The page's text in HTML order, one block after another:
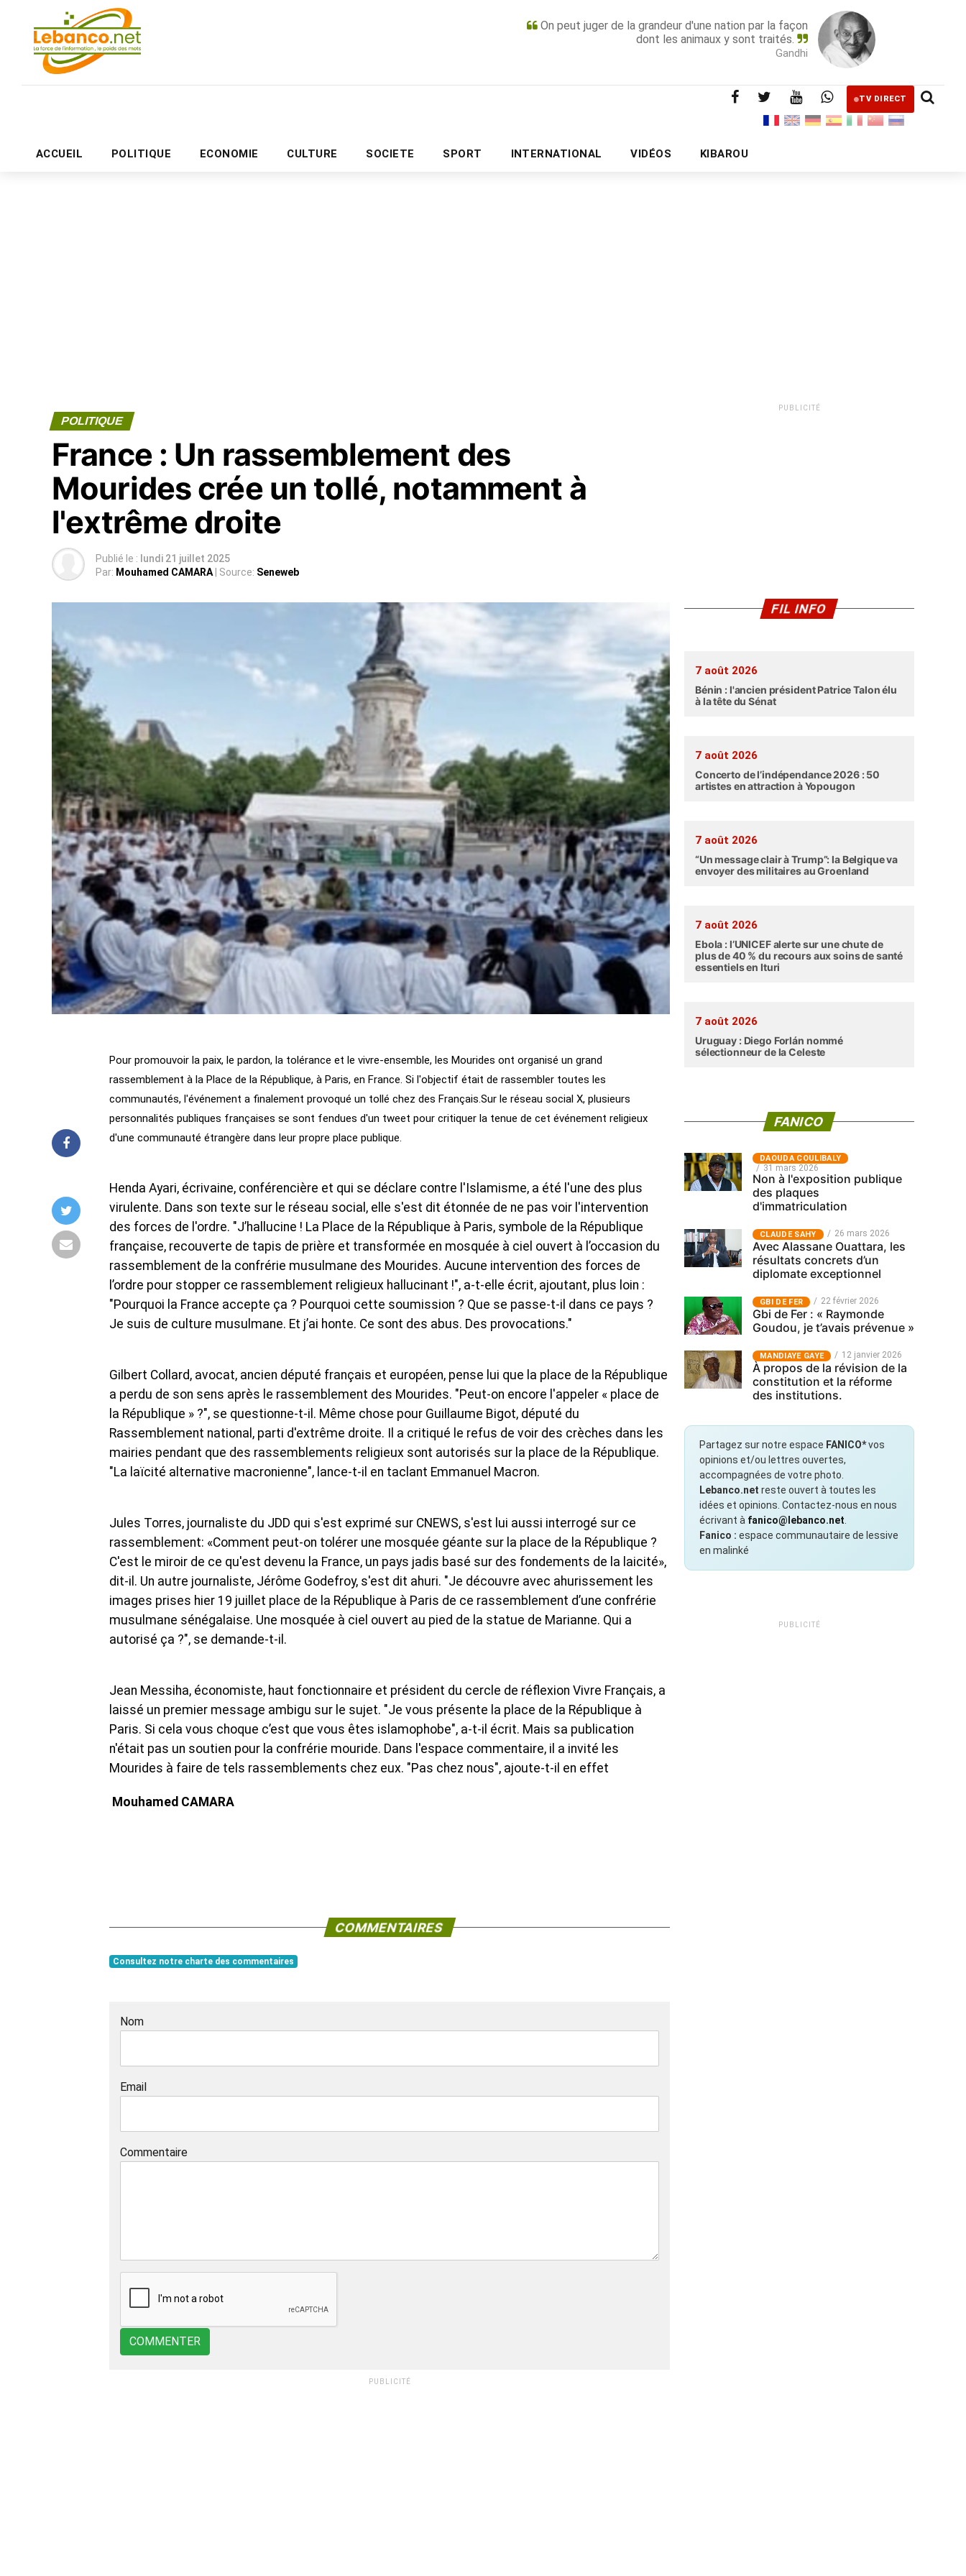
On peut juger de la grandeur d'une nation par la façon
dont les animaux y sont traités.
Gandhi
TV DIRECT
ACCUEIL POLITIQUE ECONOMIE CULTURE SOCIETE SPORT INTERNATIONAL VIDÉOS KIBAROU
PUBLICITÉ
POLITIQUE
France : Un rassemblement des
Mourides crée un tollé, notamment à
l'extrême droite
Publié le : lundi 21 juillet 2025
Par: Mouhamed CAMARA | Source: Seneweb
Pour promouvoir la paix, le pardon, la tolérance et le vivre-ensemble, les Mourides ont organisé un grand
rassemblement à la Place de la République, à Paris, en France. Si l'objectif était de rassembler toutes les
communautés, l'événement a finalement provoqué un tollé chez des Français.Sur le réseau social X, plusieurs
personnalités publiques françaises se sont fendues d'un tweet pour critiquer la tenue de cet événement religieux
d'une communauté étrangère dans leur propre place publique.
Henda Ayari, écrivaine, conférencière et qui se déclare contre l'Islamisme, a été l'une des plus
virulente. Dans son texte sur le réseau social, elle s'est dit étonnée de ne pas voir l'intervention
des forces de l'ordre. "J’hallucine ! La Place de la République à Paris, symbole de la République
française, recouverte de tapis de prière et transformée en mosquée à ciel ouvert à l’occasion du
rassemblement de la confrérie musulmane des Mourides. Aucune intervention des forces de
l’ordre pour stopper ce rassemblement religieux hallucinant !", a-t-elle écrit, ajoutant, plus loin :
"Pourquoi la France accepte ça ? Pourquoi cette soumission ? Que se passe-t-il dans ce pays ?
Je suis de culture musulmane. Et j’ai honte. Ce sont des abus. Des provocations."
Gilbert Collard, avocat, ancien député français et européen, pense lui que la place de la République
a perdu de son sens après le rassemblement des Mourides. "Peut-on encore l'appeler « place de
la République » ?", se questionne-t-il. Même chose pour Guillaume Bigot, député du
Rassemblement national, parti d'extrême droite. Il a critiqué le refus de voir des crèches dans les
mairies pendant que des rassemblements religieux sont autorisés sur la place de la République.
"La laïcité alternative macronienne", lance-t-il en taclant Emmanuel Macron.
Jules Torres, journaliste du JDD qui s'est exprimé sur CNEWS, s'est lui aussi interrogé sur ce
rassemblement: «Comment peut-on tolérer une mosquée géante sur la place de la République ?
C'est le miroir de ce qu'est devenu la France, un pays jadis basé sur des fondements de la laicité»,
dit-il. Un autre journaliste, Jérôme Godefroy, s'est dit ahuri. "Je découvre avec ahurissement les
images prises hier 19 juillet place de la République à Paris de ce rassemblement d’une confrérie
musulmane sénégalaise. Une mosquée à ciel ouvert au pied de la statue de Marianne. Qui a
autorisé ça ?", se demande-t-il.
Jean Messiha, économiste, haut fonctionnaire et président du cercle de réflexion Vivre Français, a
laissé un premier message ambigu sur le sujet. "Je vous présente la place de la République à
Paris. Si cela vous choque c’est que vous êtes islamophobe", a-t-il écrit. Mais sa publication
n'était pas un soutien pour la confrérie mouride. Dans l'espace commentaire, il a invité les
Mourides à faire de tels rassemblements chez eux. "Pas chez nous", ajoute-t-il en effet
Mouhamed CAMARA
COMMENTAIRES
Consultez notre charte des commentaires
Nom
Email
Commentaire
COMMENTER
PUBLICITÉ
PUBLICITÉ
FIL INFO
7 août 2026
Bénin : l'ancien président Patrice Talon élu
à la tête du Sénat
7 août 2026
Concerto de l’indépendance 2026 : 50
artistes en attraction à Yopougon
7 août 2026
“Un message clair à Trump”: la Belgique va
envoyer des militaires au Groenland
7 août 2026
Ebola : l’UNICEF alerte sur une chute de
plus de 40 % du recours aux soins de santé
essentiels en Ituri
7 août 2026
Uruguay : Diego Forlán nommé
sélectionneur de la Celeste
FANICO
‎DAOUDA COULIBALY
31 mars 2026
Non à l'exposition publique
des plaques
d'immatriculation
CLAUDE SAHY 26 mars 2026
Avec Alassane Ouattara, les
résultats concrets d’un
diplomate exceptionnel
GBI DE FER 22 février 2026
Gbi de Fer : « Raymonde
Goudou, je t’avais prévenue »
MANDIAYE GAYE 12 janvier 2026
À propos de la révision de la
constitution et la réforme
des institutions.
Partagez sur notre espace FANICO*vos
opinions et/ou lettres ouvertes,
accompagnées de votre photo.
Lebanco.net reste ouvert à toutes les
idées et opinions. Contactez-nous en nous
écrivant à fanico@lebanco.net
Fanico : espace communautaire de lessive
en malinké
PUBLICITÉ